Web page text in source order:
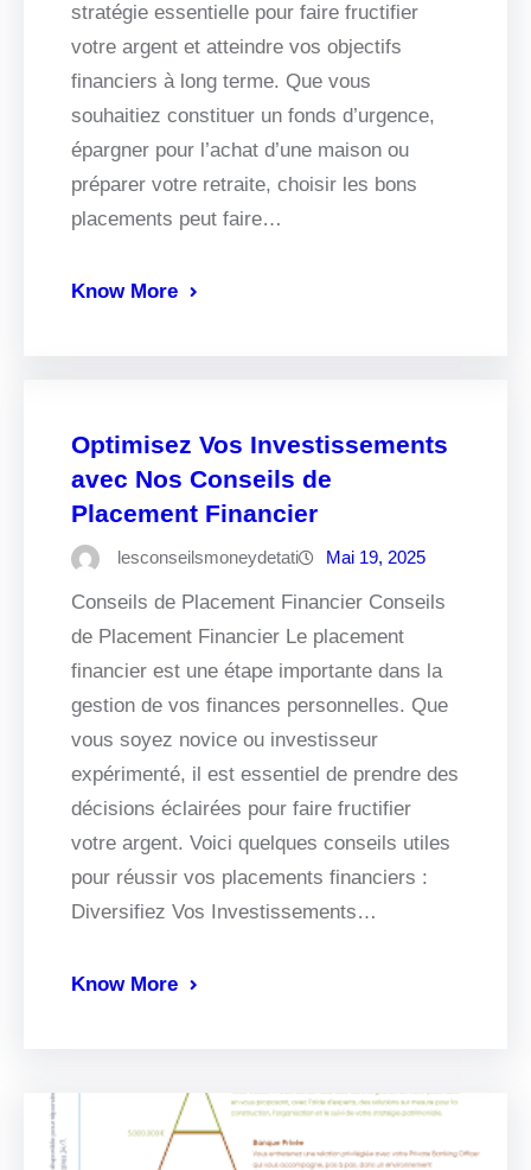
stratégie essentielle pour faire fructifier
votre argent et atteindre vos objectifs
financiers à long terme. Que vous
souhaitiez constituer un fonds d’urgence,
épargner pour l’achat d’une maison ou
préparer votre retraite, choisir les bons
placements peut faire…
Know More
Optimisez Vos Investissements
avec Nos Conseils de
Placement Financier
lesconseilsmoneydetati Mai 19, 2025
Conseils de Placement Financier Conseils
de Placement Financier Le placement
financier est une étape importante dans la
gestion de vos finances personnelles. Que
vous soyez novice ou investisseur
expérimenté, il est essentiel de prendre des
décisions éclairées pour faire fructifier
votre argent. Voici quelques conseils utiles
pour réussir vos placements financiers :
Diversifiez Vos Investissements…
Know More